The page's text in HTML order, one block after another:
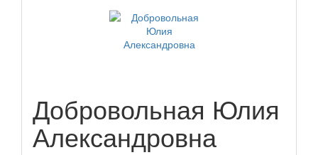
Добровольная Юлия
Александровна